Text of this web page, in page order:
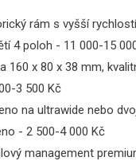
rám s vyšší
4 poloh - 11 000-15
160 x 80 x 38 mm,
3 500 Kč
na ultrawide nebo
- 2 500-4 000 Kč
management